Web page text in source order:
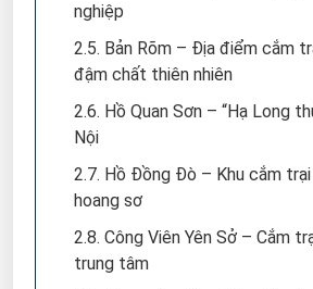
nghiệp
2.5. Bản Rõm – Địa điểm cắm
đậm chất thiên nhiên
2.6. Hồ Quan Sơn – “Hạ Long
Nội
2.7. Hồ Đồng Đò – Khu cắm trại
hoang sơ
2.8. Công Viên Yên Sở – Cắm
trung tâm